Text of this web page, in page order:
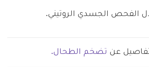
الفحص الجسدي الروتيني.
عن تضخم الطحال.